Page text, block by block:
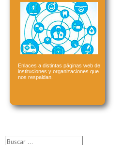
Enlaces a distintas páginas web de
instituciones y organizaciones que
nos respaldan.